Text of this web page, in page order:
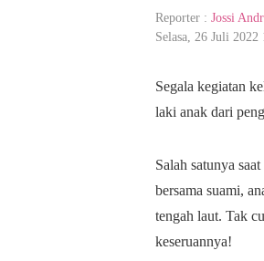
Reporter : Jossi
Selasa, 26 Juli 2022
Segala kegiatan
laki anak dari
Salah satunya
bersama suami,
tengah laut. Tak
keseruannya!